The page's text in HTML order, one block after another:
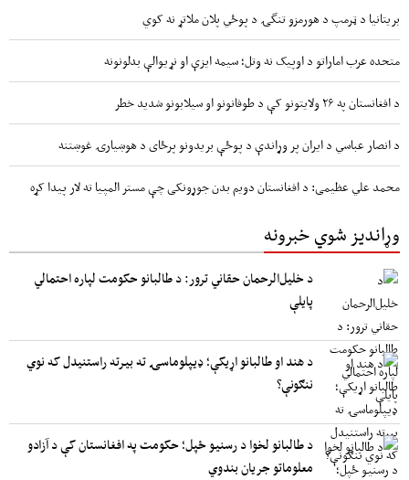
بریتانیا د ټرمپ د هورمزو تنگۍ د پوځي پلان ملاتړ نه کوي
متحده عرب اماراتو د اوپیک نه وتل؛ سیمه ایزې او نړیوالې بدلونونه
د افغانستان په ۲۶ ولایتونو کې د طوفانونو او سیلابونو شدید خطر
د انصار عباسي د ایران پر وړاندې د پوځې بریدونو پرځای د هوښیارۍ غوښتنه
محمد علي عظیمی: د افغانستان دویم بدن جوړونکی چې مستر المپیا ته لار پیدا کړه
وړاندیز شوي خبرونه
د خلیل‌الرحمان حقاني ترور: د طالبانو حکومت لپاره احتمالي
پایلې
د هند او طالبانو اړیکې؛ ډیپلوماسۍ ته بیرته راستنیدل که نوي
ننګونې؟
د طالبانو لخوا د رسنیو ځپل؛ حکومت په افغانستان کې د آزادو
معلوماتو جریان بندوي